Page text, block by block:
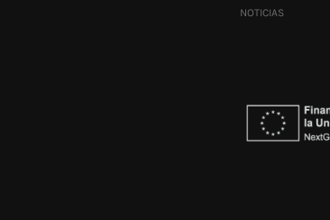
NOTICIAS